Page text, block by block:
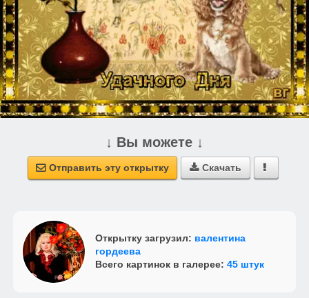
↓ Вы можете ↓
 Отправить эту открытку  Скачать 
Открытку загрузил: валентина
гордеева
Всего картинок в галерее: 45 штук